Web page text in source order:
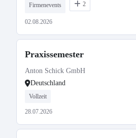
Firmenevents 2
02.08.2026
Praxissemester
Anton Schick GmbH
Deutschland
Vollzeit
28.07.2026